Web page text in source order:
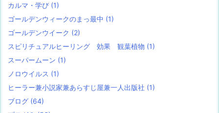
カルマ・学び (1)
ゴールデンウィークのまっ最中 (1)
ゴールデンウイーク (2)
スピリチュアルヒーリング 効果 観葉植物 (1)
スーパームーン (1)
ノロウイルス (1)
ヒーラー兼小説家兼あらすじ屋兼一人出版社 (1)
ブログ (64)